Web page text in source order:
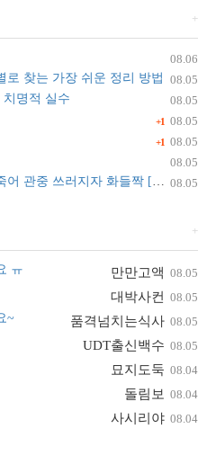
+
08.06
08.05
로 찾는 가장 쉬운 정리 방법
08.05
명적 실수
+1 08.05
+1 08.05
08.05
08.05
쓰러지자 화들짝 [자막뉴스]
+
만만고액 08.05
ㅠ
대박사컨 08.05
품격넘치는식사 08.05
~
UDT출신백수 08.05
묘지도둑 08.04
돌림보 08.04
사시리야 08.04